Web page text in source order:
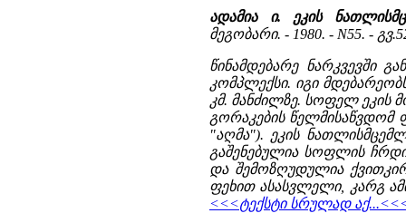
ადამია ი. ეკის
მეგობარი. - 1980. - N55. -
წინამდებარე ნარკვევში
კომპლექსი. იგი
კმ. მანძილზე. სოფელ ეკის
გორაკების წელმისაწვდომ
"აღმა"). ეკის
გაშენებულია სოფლის
და შემოზღუდულია
ფეხით ასასვლელი, კარგ
<<<ტექსტი სრულად